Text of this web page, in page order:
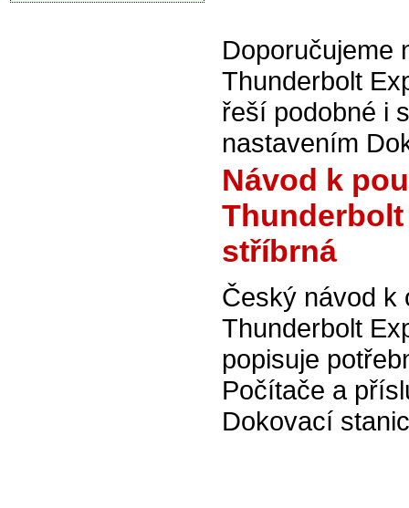
Doporučujeme
Thunderbolt
řeší podobné i
nastavením
Návod k
Thunderbolt
stříbrná
Český návod k
Thunderbolt
popisuje
Počítače a
Dokovací